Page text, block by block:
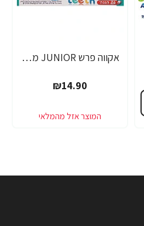
אקווה פרש JUNIOR משחת שיניים לילדים +6 - 50 מ"ל
₪14.90